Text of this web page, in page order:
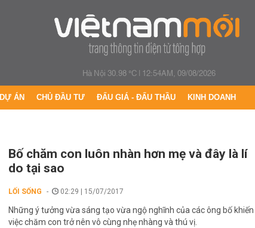
Hà Nội 30.98 °C| 12:54AM, 09/08/2026
DỰ ÁN CHỦ ĐẦU TƯ ĐẤU GIÁ - ĐẤU THẦU KINH DOANH
Bố chăm con luôn nhàn hơn mẹ và đây là lí
do tại sao
LỐI SỐNG 02:29 | 15/07/2017
Những ý tưởng vừa sáng tạo vừa ngộ nghĩnh của các ông bố khiến
việc chăm con trở nên vô cùng nhẹ nhàng và thú vị.